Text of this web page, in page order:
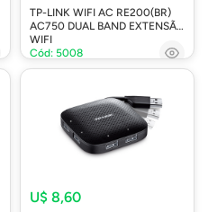
TP-LINK WIFI AC RE200(BR)
AC750 DUAL BAND EXTENSÃO
WIFI
Cód: 5008
U$ 8,60